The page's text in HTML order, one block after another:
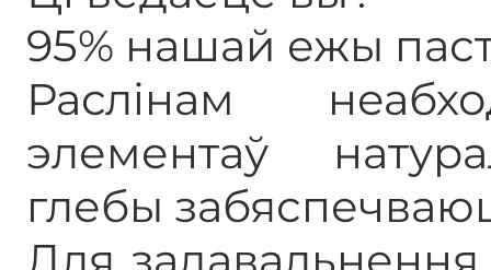
95% нашай ежы
Раслінам
элементаў
глебы